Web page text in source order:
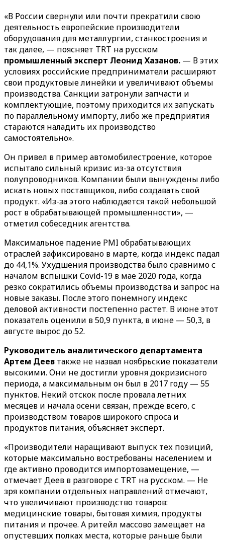
«В России свернули или почти прекратили свою
деятельность европейские производители
оборудования для металлургии, станкостроения и
так далее, — поясняет TRT на русском
промышленный эксперт Леонид Хазанов. — В этих
условиях российские предприниматели расширяют
свои продуктовые линейки и увеличивают объемы
производства. Санкции затронули запчасти и
комплектующие, поэтому приходится их запускать
по параллельному импорту, либо же предприятия
стараются наладить их производство
самостоятельно».
Он привел в пример автомобилестроение, которое
испытало сильный кризис из-за отсутствия
полупроводников. Компании были вынуждены либо
искать новых поставщиков, либо создавать свой
продукт. «Из-за этого наблюдается такой небольшой
рост в обрабатывающей промышленности», —
отметил собеседник агентства.
Максимальное падение PMI обрабатывающих
отраслей зафиксировано в марте, когда индекс падал
до 44,1%. Ухудшения производства было сравнимо с
началом вспышки Covid-19 в мае 2020 года, когда
резко сократились объемы производства и запрос на
новые заказы. После этого понемногу индекс
деловой активности постепенно растет. В июне этот
показатель оценили в 50,9 пункта, в июне — 50,3, в
августе вырос до 52.
Руководитель аналитического департамента
Артем Деев также не назвал ноябрьские показатели
высокими. Они не достигли уровня докризисного
периода, а максимальным он был в 2017 году — 55
пунктов. Некий отскок после провала летних
месяцев и начала осени связан, прежде всего, с
производством товаров широкого спроса и
продуктов питания, объясняет эксперт.
«Производители наращивают выпуск тех позиций,
которые максимально востребованы населением и
где активно проводится импортозамещение, —
отмечает Деев в разговоре с TRT на русском. — Не
зря компании отдельных направлений отмечают,
что увеличивают производство товаров:
медицинские товары, бытовая химия, продукты
питания и прочее. А ритейл массово замещает на
опустевших полках места, которые раньше были